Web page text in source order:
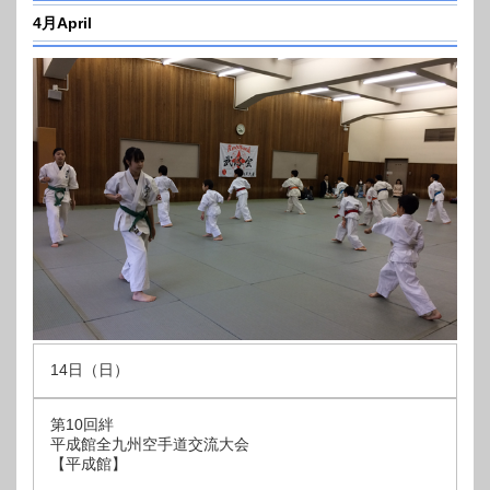
4月April
14日（日）
第10回絆
平成館全九州空手道交流大会
【平成館】